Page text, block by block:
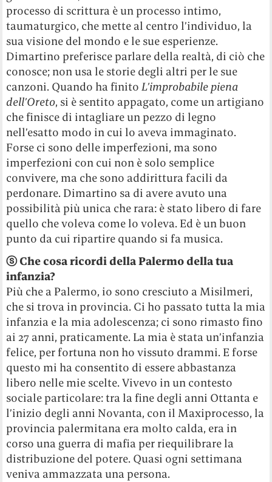
processo di scrittura è un processo intimo,
taumaturgico, che mette al centro l’individuo, la
sua visione del mondo e le sue esperienze.
Dimartino preferisce parlare della realtà, di ciò che
conosce; non usa le storie degli altri per le sue
canzoni. Quando ha finitoL’improbabile piena
dell’Oreto, si è sentito appagato, come un artigiano
che finisce di intagliare un pezzo di legno
nell’esatto modo in cui lo aveva immaginato.
Forse ci sono delle imperfezioni, ma sono
imperfezioni con cui non è solo semplice
convivere, ma che sono addirittura facili da
perdonare. Dimartino sa di avere avuto una
possibilità più unica che rara: è stato libero di fare
quello che voleva come lo voleva. Ed è un buon
punto da cui ripartire quando si fa musica.
ⓢ Che cosa ricordi della Palermo della tua
infanzia?
Più che a Palermo, io sono cresciuto a Misilmeri,
che si trova in provincia. Ci ho passato tutta la mia
infanzia e la mia adolescenza; ci sono rimasto fino
ai 27 anni, praticamente. La mia è stata un’infanzia
felice, per fortuna non ho vissuto drammi. E forse
questo mi ha consentito di essere abbastanza
libero nelle mie scelte. Vivevo in un contesto
sociale particolare: tra la fine degli anni Ottanta e
l’inizio degli anni Novanta, con il Maxiprocesso, la
provincia palermitana era molto calda, era in
corso una guerra di mafia per riequilibrare la
distribuzione del potere. Quasi ogni settimana
veniva ammazzata una persona.